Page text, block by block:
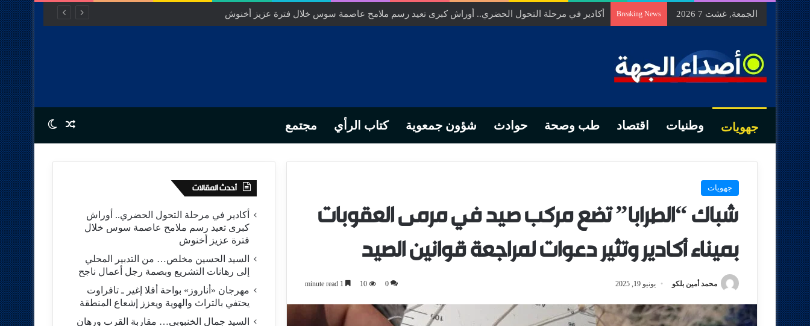
الجمعة, غشت 7 2026 Breaking News أكادير في مرحلة التحول الحضري.. أوراش كبرى تعيد رسم ملامح عاصمة سوس خلال فترة عزيز أخنوش
جهويات وطنيات اقتصاد طب وصحة حوادث شؤون جمعوية كتاب الرأي مجتمع Random Article
Switch skin
جهويات
شباك “الطرابا” تضع مركب صيد في مرمى العقوبات
بميناء أكادير وتثير دعوات لمراجعة قوانين الصيد
محمد أمين بلكو يونيو 19, 2025 0
10
أحدث المقالات
أكادير في مرحلة التحول الحضري.. أوراش
كبرى تعيد رسم ملامح عاصمة سوس خلال
فترة عزيز أخنوش
السيد الحسين مخلص… من التدبير المحلي
إلى رهانات التشريع وبصمة رجل أعمال ناجح
مهرجان «أناروز» بواحة أفلا إغير ـ تافراوت
يحتفي بالتراث والهوية ويعزز إشعاع المنطقة
السيد جمال الخنبوبي… مقاربة القرب ورهان